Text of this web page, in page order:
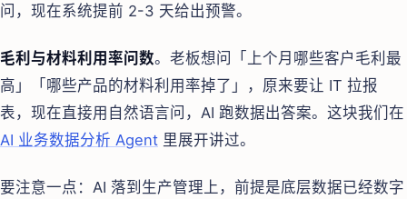
问，现在系统提前 2-3 天给出预警。
毛利与材料利用率问数。老板想问「上个月哪些客户毛利最
高」「哪些产品的材料利用率掉了」，原来要让 IT 拉报
表，现在直接用自然语言问，AI 跑数据出答案。这块我们在
AI 业务数据分析 Agent 里展开讲过。
要注意一点：AI 落到生产管理上，前提是底层数据已经数字